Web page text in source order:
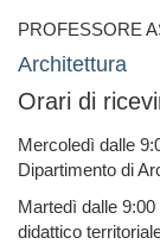
PROFESSORE
Architettura
Orari di
Mercoledì dalle
Dipartimento di
Martedì dalle
didattico